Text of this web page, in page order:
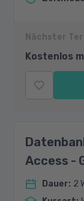
Nächster
Kostenlos
Access -
Dauer: 2